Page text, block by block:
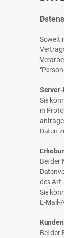
Soweit
Sie
in
Daten
Bei der
des
Sie
E-Mail-
Bei der